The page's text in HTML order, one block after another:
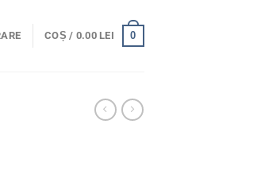
COȘ / 0.00 LEI 0